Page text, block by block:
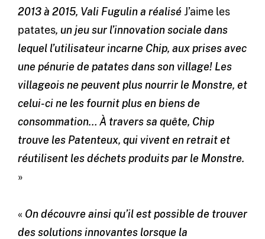
2013 à 2015, Vali Fugulin a réalisé J’aime les
patates, un jeu sur l’innovation sociale dans
lequel l’utilisateur incarne Chip, aux prises avec
une pénurie de patates dans son village! Les
villageois ne peuvent plus nourrir le Monstre, et
celui-ci ne les fournit plus en biens de
consommation… À travers sa quête, Chip
trouve les Patenteux, qui vivent en retrait et
réutilisent les déchets produits par le Monstre.
»
« On découvre ainsi qu’il est possible de trouver
des solutions innovantes lorsque la